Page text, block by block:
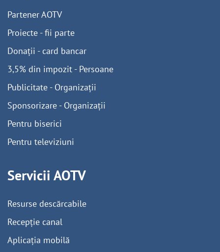
Partener AOTV
Proiecte - fii parte
Donații - card bancar
3,5% din impozit - Persoane
Publicitate - Organizații
Sponsorizare - Organizații
Pentru biserici
Pentru televiziuni
Servicii AOTV
Resurse descărcabile
Recepție canal
Aplicația mobilă